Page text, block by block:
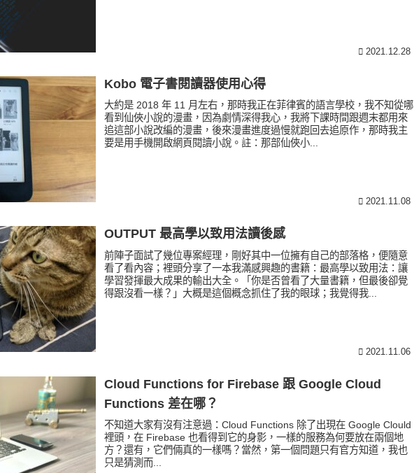
2021.12.28
Kobo 電子書閱讀器使用心得
大約是 2018 年 11 月左右，那時我正在菲律賓的語言學校，我不知從哪
看到仙俠小說的漫畫，因為劇情深得我心，我將下課時間跟週末都用來
追這部小說改編的漫畫，後來漫畫進度過慢就跑回去追原作，那時我主
要是用手機開啟網頁閱讀小說。註：那部仙俠小...
2021.11.08
OUTPUT 最高學以致用法讀後感
前陣子面試了幾位專案經理，剛好其中一位擁有自己的部落格，便隨意
看了看內容；裡頭分享了一本我滿感興趣的書籍：最高學以致用法：讓
學習發揮最大成果的輸出大全。「你是否曾看了大量書籍，但最後卻覺
得跟沒看一樣？」大概是這個概念抓住了我的眼球；我覺得我...
2021.11.06
Cloud Functions for Firebase 跟 Google Cloud
Functions 差在哪？
不知道大家有沒有注意過：Cloud Functions 除了出現在 Google Clould
裡頭，在 Firebase 也看得到它的身影，一樣的服務為何要放在兩個地
方？還有，它們倆真的一樣嗎？當然，第一個問題只有官方知道，我也
只是猜測而...